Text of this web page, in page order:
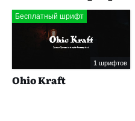
Бесплатный шрифт
1 шрифтов
Ohio Kraft